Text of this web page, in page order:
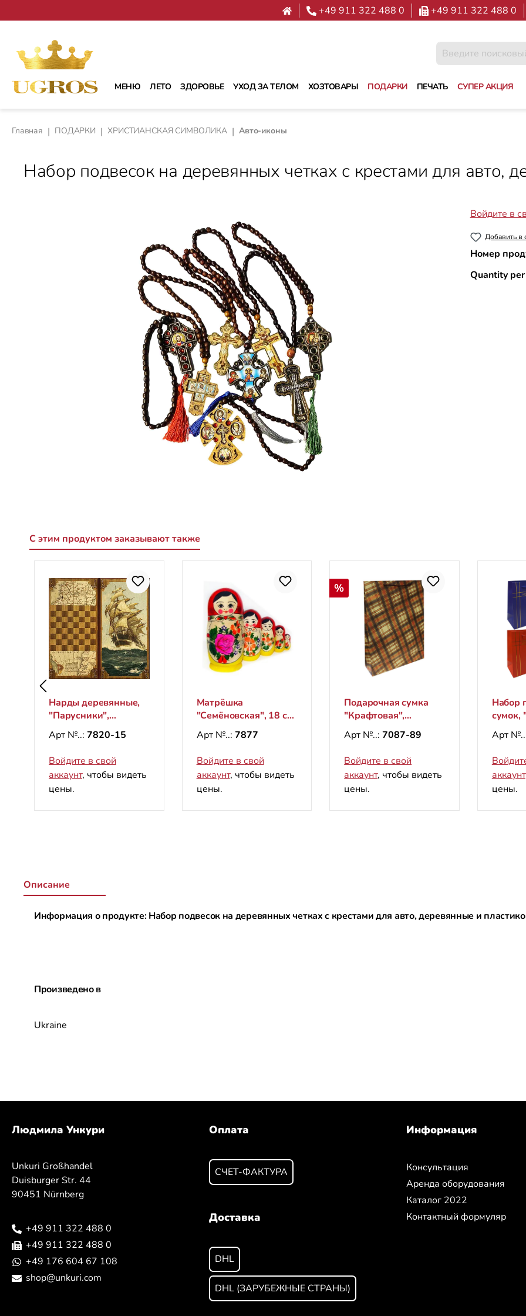
+49 911 322 488 0 +49 911 322 488 0
МЕНЮ ЛЕТО ЗДОРОВЬЕ УХОД ЗА ТЕЛОМ ХОЗТОВАРЫ ПОДАРКИ ПЕЧАТЬ СУПЕР АКЦИЯ
Главная | ПОДАРКИ | ХРИСТИАНСКАЯ СИМВОЛИКА | Авто-иконы
Набор подвесок на деревянных четках с крестами для авто,
Войдите в
Добавить в
Номер
Quantity
С этим продуктом заказывают также
Нарды деревянные,
"Парусники",
600х600 мм
Арт №..: 7820-15
Войдите в свой
аккаунт, чтобы видеть
цены.
Матрёшка
"Семёновская", 18 см
(5 мест)
Арт №..: 7877
Войдите в свой
аккаунт, чтобы видеть
цены.
Скидка
%
Подарочная сумка
"Крафтовая",
"Клетка", L, 44х32 см
Арт №..:7087-89
Войдите в свой
аккаунт, чтобы видеть
цены.
Набор
сумок,
23х18
Арт
аккаунт
цены.
Описание
Информация о продукте: Набор подвесок на деревянных четках с крестами для авто, деревянные и
Произведено в
Ukraine
Людмила Ункури
Unkuri Großhandel
Duisburger Str. 44
90451 Nürnberg
+49 911 322 488 0
+49 911 322 488 0
+49 176 604 67 108
shop@unkuri.com
Оплата
СЧЕТ-ФАКТУРА
Доставка
DHL
DHL (ЗАРУБЕЖНЫЕ СТРАНЫ)
Информация
Консультация
Аренда оборудования
Каталог 2022
Контактный формуляр